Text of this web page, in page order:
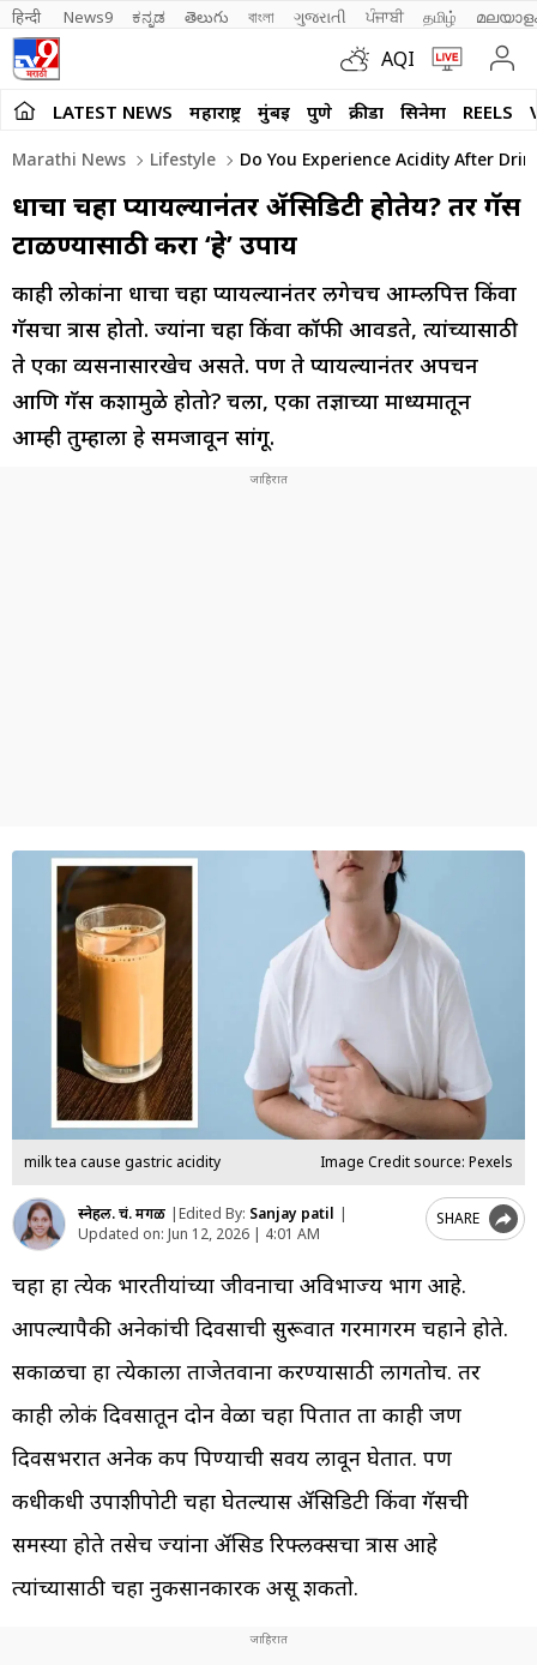
हिन्दी News9 ಕನ್ನಡ తెలుగు বাংলা ગુજરાતી ਪੰਜਾਬੀ தமிழ்
AQI
LATEST NEWS महाराष्ट्र मुंबई पुणे क्रीडा सिनेमा REELS
Marathi News Lifestyle Do You Experience Acidity After
दुधाचा चहा प्यायल्यानंतर ॲसिडिटी होतेय? तर गॅस
टाळण्यासाठी करा ‘हे’ उपाय
काही लोकांना दुधाचा चहा प्यायल्यानंतर लगेचच आम्लपित्त किंवा
गॅसचा त्रास होतो. ज्यांना चहा किंवा कॉफी आवडते, त्यांच्यासाठी
ते एका व्यसनासारखेच असते. पण ते प्यायल्यानंतर अपचन
आणि गॅस कशामुळे होतो? चला, एका तज्ञाच्या माध्यमातून
आम्ही तुम्हाला हे समजावून सांगू.
milk tea cause gastric acidity Image Credit source: Pexels
स्नेहल. चं. मेंगळ |Edited By: Sanjay patil |
Updated on: Jun 12, 2026 | 4:01 AM
SHARE
चहा हा प्रत्येक भारतीयांच्या जीवनाचा अविभाज्य भाग आहे.
आपल्यापैकी अनेकांची दिवसाची सुरूवात गरमागरम चहाने होते.
सकाळचा हा प्रत्येकाला ताजेतवाना करण्यासाठी लागतोच. तर
काही लोकं दिवसातून दोन वेळा चहा पितात ता काही जण
दिवसभरात अनेक कप पिण्याची सवय लावून घेतात. पण
कधीकधी उपाशीपोटी चहा घेतल्यास ॲसिडिटी किंवा गॅसची
समस्या होते तसेच ज्यांना ॲसिड रिफ्लक्सचा त्रास आहे
त्यांच्यासाठी चहा नुकसानकारक असू शकतो.